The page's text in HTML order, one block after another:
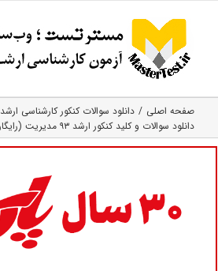
content
صفحه اصلی دانلود سوالات کنکور کارشناسی ارشد
دانلود سوالات و کلید کنکور ارشد ۹۳ مدیریت (رایگان)